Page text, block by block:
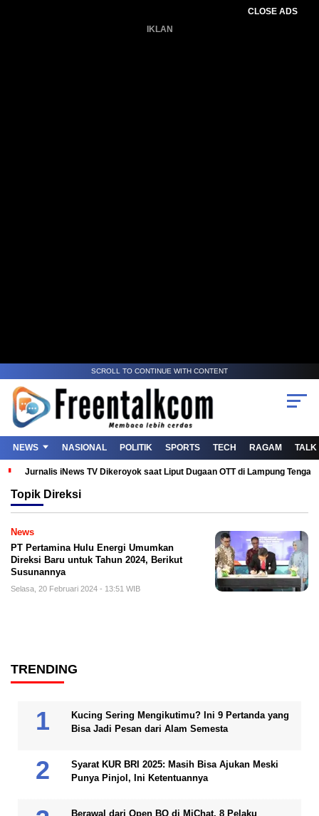
CLOSE ADS
IKLAN
SCROLL TO CONTINUE WITH CONTENT
NEWS NASIONAL POLITIK SPORTS TECH RAGAM TALK
Jurnalis iNews TV Dikeroyok saat Liput Dugaan OTT di Lampung
Topik Direksi
News
PT Pertamina Hulu Energi Umumkan
Direksi Baru untuk Tahun 2024, Berikut
Susunannya
Selasa, 20 Februari 2024 - 13:51 WIB
TRENDING
Kucing Sering Mengikutimu? Ini 9 Pertanda yang
Bisa Jadi Pesan dari Alam Semesta
Syarat KUR BRI 2025: Masih Bisa Ajukan Meski
Punya Pinjol, Ini Ketentuannya
Berawal dari Open BO di MiChat, 8 Pelaku